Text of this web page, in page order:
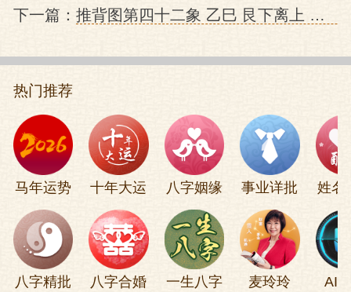
下一篇： 推背图第四十二象 乙巳 艮下离上 旅 中国重新回到世界与中美建交的预言
热门推荐
马年运势 十年大运 八字姻缘 事业详批 姓名
八字精批 八字合婚 一生八字 麦玲玲 AI